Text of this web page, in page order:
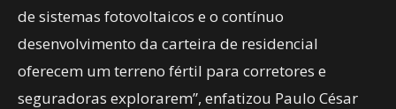
de sistemas fotovoltaicos e o contínuo
desenvolvimento da carteira de residencial
oferecem um terreno fértil para corretores e
seguradoras explorarem”, enfatizou Paulo César